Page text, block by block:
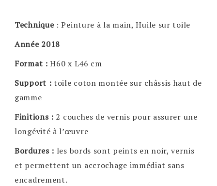
Technique: Peinture à la main, Huile sur toile
Année 2018
Format : H60 x L46 cm
Support : toile coton montée sur châssis haut de
gamme
Finitions : 2 couches de vernis pour assurer une
longévité à l’œuvre
Bordures : les bords sont peints en noir, vernis
et permettent un accrochage immédiat sans
encadrement.